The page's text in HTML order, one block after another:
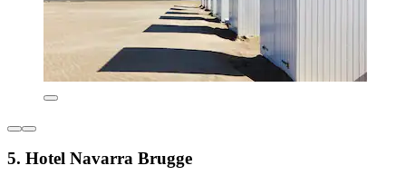
5. Hotel Navarra Brugge